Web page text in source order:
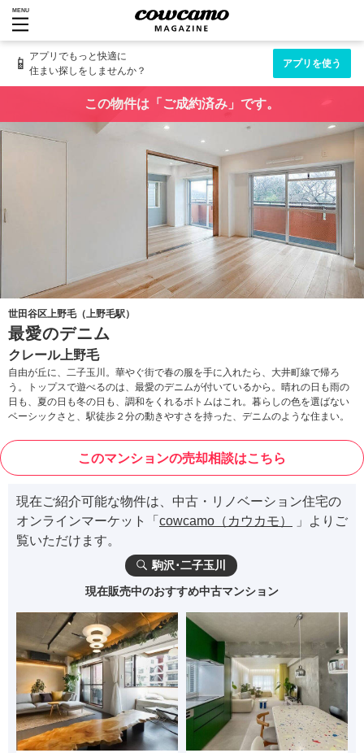
MENU
📱 アプリでもっと快適に
住まい探しをしませんか？
アプリを使う
この物件は「ご成約済み」です。
世田谷区上野毛（上野毛駅）
最愛のデニム
クレール上野毛
自由が丘に、二子玉川。華やぐ街で春の服を手に入れたら、大井町線で帰ろ
う。トップスで遊べるのは、最愛のデニムが付いているから。晴れの日も雨の
日も、夏の日も冬の日も、調和をくれるボトムはこれ。暮らしの色を選ばない
ベーシックさと、駅徒歩２分の動きやすさを持った、デニムのような住まい。
このマンションの売却相談はこちら
現在ご紹介可能な物件は、中古・リノベーション住宅の
オンラインマーケット「 cowcamo（カウカモ）
」よりご
覧いただけます。
駒沢･二子玉川
現在販売中のおすすめ中古マンション